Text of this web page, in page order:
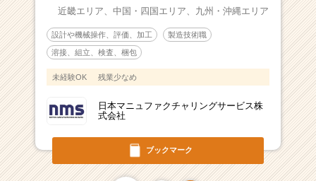
ブックマーク
近畿エリア、 中国・四国エリア、 九州・沖縄エリア
設計や機械操作、評価、加工 製造技術職
溶接、組立、検査、梱包
未経験OK 残業少なめ
日本マニュファクチャリングサービス株
式会社